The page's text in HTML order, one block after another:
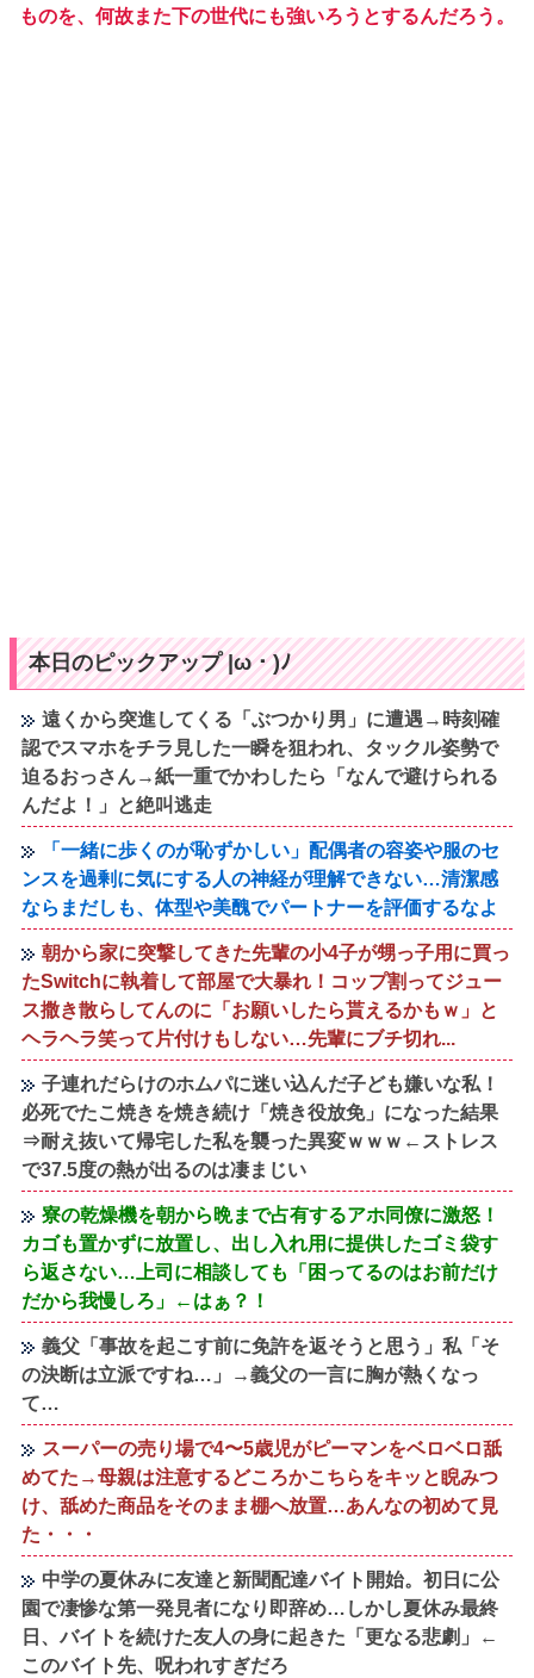
ものを、何故また下の世代にも強いろうとするんだろう。
本日のピックアップ |ω・)ﾉ
遠くから突進してくる「ぶつかり男」に遭遇→時刻確
認でスマホをチラ見した一瞬を狙われ、タックル姿勢で
迫るおっさん→紙一重でかわしたら「なんで避けられる
んだよ！」と絶叫逃走
「一緒に歩くのが恥ずかしい」配偶者の容姿や服のセ
ンスを過剰に気にする人の神経が理解できない…清潔感
ならまだしも、体型や美醜でパートナーを評価するなよ
朝から家に突撃してきた先輩の小4子が甥っ子用に買っ
たSwitchに執着して部屋で大暴れ！コップ割ってジュー
ス撒き散らしてんのに「お願いしたら貰えるかもｗ」と
ヘラヘラ笑って片付けもしない…先輩にブチ切れ...
子連れだらけのホムパに迷い込んだ子ども嫌いな私！
必死でたこ焼きを焼き続け「焼き役放免」になった結果
⇒耐え抜いて帰宅した私を襲った異変ｗｗｗ←ストレス
で37.5度の熱が出るのは凄まじい
寮の乾燥機を朝から晩まで占有するアホ同僚に激怒！
カゴも置かずに放置し、出し入れ用に提供したゴミ袋す
ら返さない…上司に相談しても「困ってるのはお前だけ
だから我慢しろ」←はぁ？！
義父「事故を起こす前に免許を返そうと思う」私「そ
の決断は立派ですね…」→義父の一言に胸が熱くなっ
て…
スーパーの売り場で4〜5歳児がピーマンをベロベロ舐
めてた→母親は注意するどころかこちらをキッと睨みつ
け、舐めた商品をそのまま棚へ放置…あんなの初めて見
た・・・
中学の夏休みに友達と新聞配達バイト開始。初日に公
園で凄惨な第一発見者になり即辞め…しかし夏休み最終
日、バイトを続けた友人の身に起きた「更なる悲劇」←
このバイト先、呪われすぎだろ